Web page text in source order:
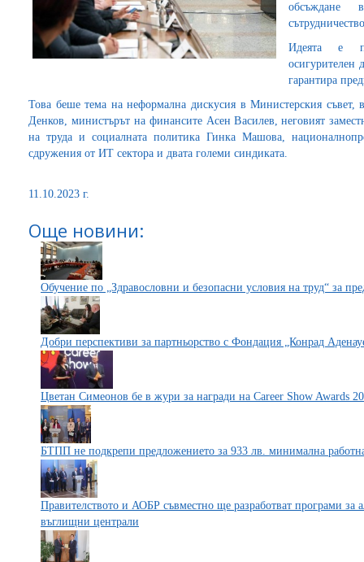
обсъждане
Идеята е
осигурителен
гарантира
Това беше тема на неформална дискусия в Министерския съвет,
Денков, министърът на финансите Асен Василев, неговият
на труда и социалната политика Гинка Машова,
сдружения от ИТ сектора и двата големи синдиката.
11.10.2023 г.
Още новини:
Обучение по „Здравословни и безопасни условия на труд“ за
Добри перспективи за партньорство с Фондация „Конрад
Цветан Симеонов бе в жури за награди на Career Show Awards
БТПП не подкрепи предложението за 933 лв. минимална
Правителството и АОБР съвместно ще разработват програми за
въглищни централи